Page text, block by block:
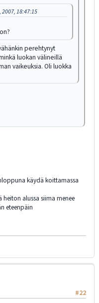
18:47:15
perehtynyt
luokan välineillä
vaikeuksia. Oli luokka
käydä koittamassa
alussa siima menee
eteenpäin
#22